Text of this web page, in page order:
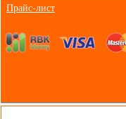
Прайс-лист